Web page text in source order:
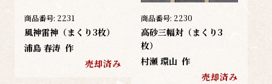
商品番号: 2231
風神雷神（まくり3枚）
浦島 春涛 作
売却済み
商品番号: 2230
高砂三幅対（まくり3
枚）
村瀬 環山 作
売却済み